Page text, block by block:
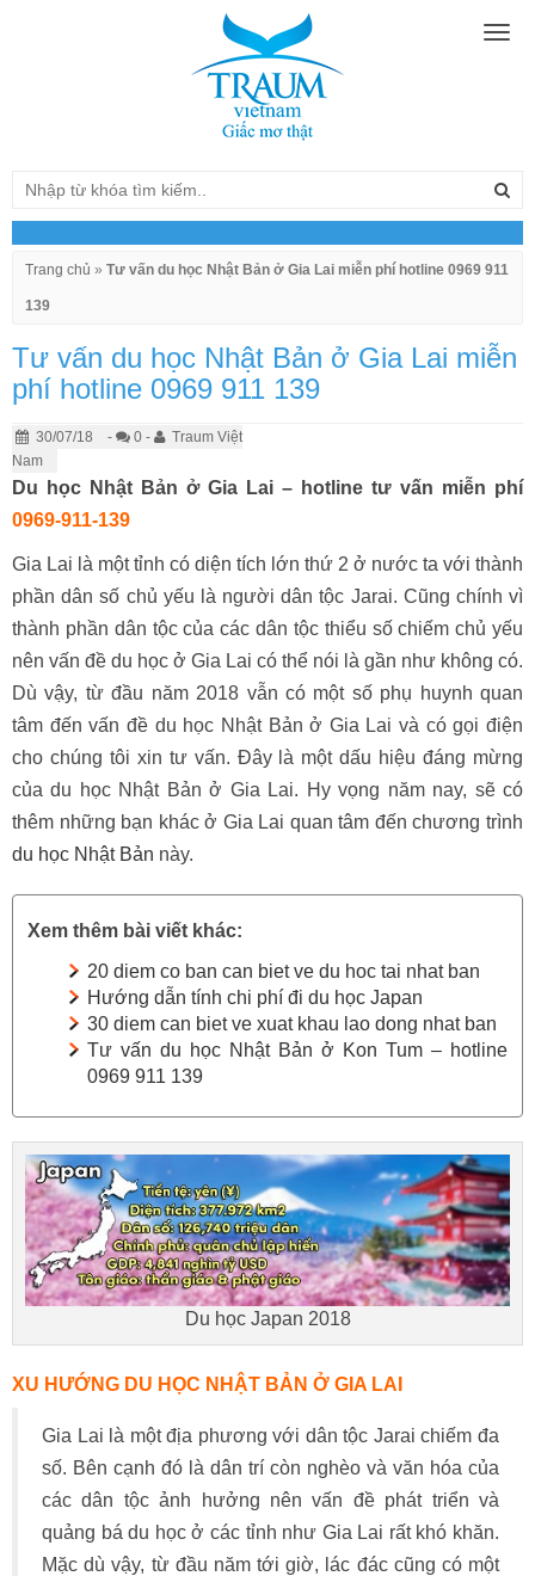
Trang chủ » Tư vấn du học Nhật Bản ở Gia Lai miễn phí hotline 0969 911
139
Tư vấn du học Nhật Bản ở Gia Lai miễn
phí hotline 0969 911 139
30/07/18 - 0 -
Traum Việt
Nam
Du học Nhật Bản ở Gia Lai – hotline tư vấn miễn phí
0969-911-139
Gia Lai là một tỉnh có diện tích lớn thứ 2 ở nước ta với thành
phần dân số chủ yếu là người dân tộc Jarai. Cũng chính vì
thành phần dân tộc của các dân tộc thiểu số chiếm chủ yếu
nên vấn đề du học ở Gia Lai có thể nói là gần như không có.
Dù vậy, từ đầu năm 2018 vẫn có một số phụ huynh quan
tâm đến vấn đề du học Nhật Bản ở Gia Lai và có gọi điện
cho chúng tôi xin tư vấn. Đây là một dấu hiệu đáng mừng
của du học Nhật Bản ở Gia Lai. Hy vọng năm nay, sẽ có
thêm những bạn khác ở Gia Lai quan tâm đến chương trình
du học Nhật Bản này.
Xem thêm bài viết khác:
20 diem co ban can biet ve du hoc tai nhat ban
Hướng dẫn tính chi phí đi du học Japan
30 diem can biet ve xuat khau lao dong nhat ban
Tư vấn du học Nhật Bản ở Kon Tum – hotline
0969 911 139
Du học Japan 2018
XU HƯỚNG DU HỌC NHẬT BẢN Ở GIA LAI
Gia Lai là một địa phương với dân tộc Jarai chiếm đa
số. Bên cạnh đó là dân trí còn nghèo và văn hóa của
các dân tộc ảnh hưởng nên vấn đề phát triển và
quảng bá du học ở các tỉnh như Gia Lai rất khó khăn.
Mặc dù vậy, từ đầu năm tới giờ, lác đác cũng có một